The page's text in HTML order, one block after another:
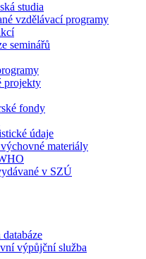
studia
vzdělávací programy
seminářů
projekty
fondy
údaje
materiály
v SZÚ
výpůjční služba